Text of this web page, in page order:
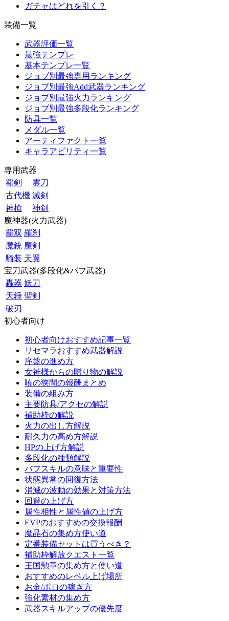
ガチャはどれを引く？
装備一覧
武器評価一覧
最強テンプレ
基本テンプレ一覧
ジョブ別最強専用ランキング
ジョブ別最強Add武器ランキング
ジョブ別最強火力ランキング
ジョブ別最強多段化ランキング
防具一覧
メダル一覧
アーティファクト一覧
キャラアビリティ一覧
専用武器
覇剣
霊刀
古代機 滅剣
神槍
神剣
魔神器(火力武器)
覇双 羅刹
魔銃 魔剣
騎装 天翼
宝刀武器(多段化&バフ武器)
轟器 妖刀
天錘 聖剣
破刃
初心者向け
初心者向けおすすめ記事一覧
リセマラおすすめ武器解説
序盤の進め方
女神様からの贈り物の解説
暁の狭間の報酬まとめ
装備の組み方
主要防具/アクセの解説
補助枠の解説
火力の出し方解説
耐久力の高め方解説
HPの上げ方解説
多段化の種類解説
バフスキルの意味と重要性
状態異常の回復方法
消滅の波動の効果と対策方法
回避の上げ方
属性相性と属性値の上げ方
EVPのおすすめの交換報酬
魔晶石の集め方使い道
定番装備セットは買うべき？
補助枠解放クエスト一覧
王国勲章の集め方と使い道
おすすめのレベル上げ場所
お金/ポロの稼ぎ方
強化素材の集め方
武器スキルアップの優先度